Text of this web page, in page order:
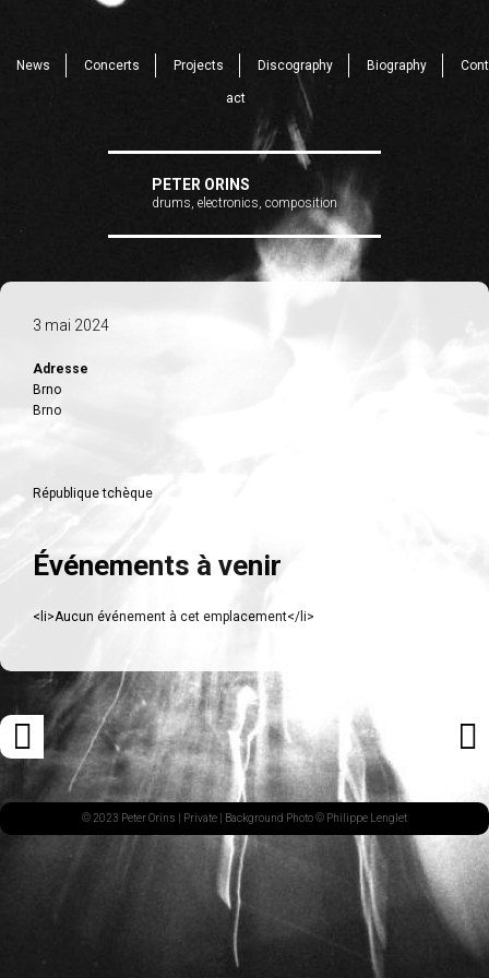
News Concerts Projects Discography Biography Cont
act
PETER ORINS
drums, electronics, composition
3 mai 2024
Adresse
Brno
Brno
République tchèque
Événements à venir
<li>Aucun événement à cet emplacement</li>
Navigation
des
articles
ARTICLE
PRÉCÉDENT© 2023 Peter Orins | Private | Background Photo © Philippe Lenglet